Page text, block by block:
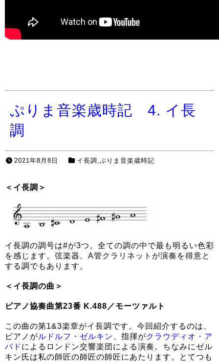
ぷりま音楽歳時記 4. イ長
調
2021年8月8日 イ長調 ,ぷりま音楽歳時記
＜イ長調＞
イ長調の調号は#が3つ。全ての調の中で最も明るい色彩
を感じます。弦楽器、A管クラリネットが演奏を得意と
する調でもあります。
＜イ長調の曲＞
ピアノ協奏曲第23番 K.488／モーツァルト
この曲の第1&3楽章がイ長調です。今回紹介するのは、
ピアノがルドルフ・ゼルキン 、指揮がクラウディオ・ア
バド によるロンドン交響楽団による演奏。ちなみにゼル
キン氏は私の師匠の師匠の師匠にあたります。とてつも